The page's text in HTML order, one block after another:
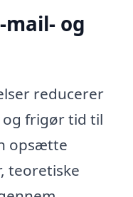
og
reducerer
og frigør tid til
opsætte
teoretiske